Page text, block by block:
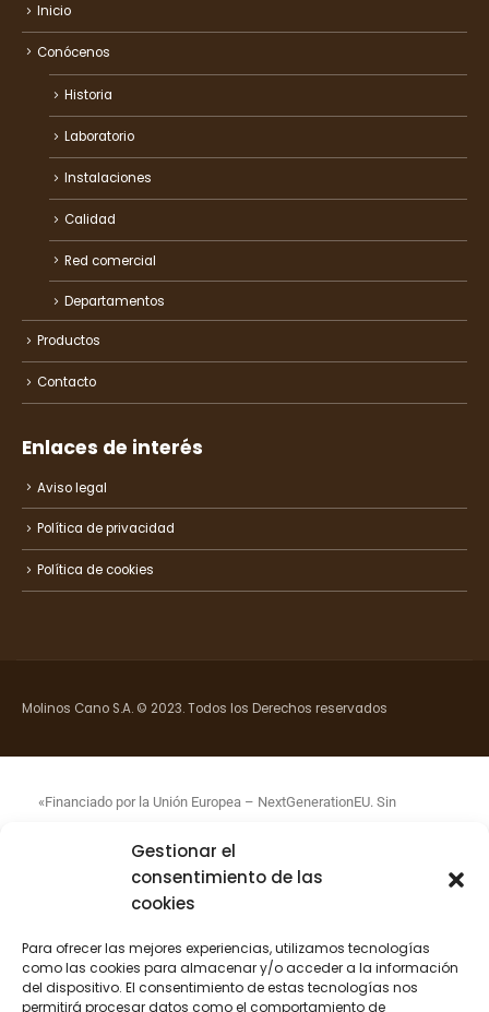
Gestionar el
consentimiento de las
cookies
Para ofrecer las mejores experiencias, utilizamos tecnologías
como las cookies para almacenar y/o acceder a la información
del dispositivo. El consentimiento de estas tecnologías nos
permitirá procesar datos como el comportamiento de
Inicio
Conócenos
Historia
Laboratorio
Instalaciones
Calidad
Red comercial
Departamentos
Productos
Contacto
Enlaces de interés
Aviso legal
Política de privacidad
Política de cookies
Molinos Cano S.A. © 2023. Todos los Derechos reservados
«Financiado por la Unión Europea – NextGenerationEU. Sin
únicamente los del autor o autores y no reflejan necesariamente
los de la Unión Europea o la Comisión Europea. Ni la Unión Europea
ni la Comisión Europea pueden ser consideradas responsables de